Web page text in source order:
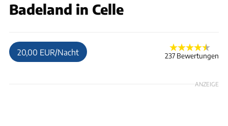
Badeland in Celle
20,00 EUR/Nacht 237 Bewertungen
ANZEIGE